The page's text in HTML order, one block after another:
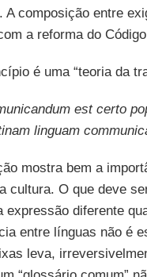
A composição entre
a reforma do
é uma “teoria da
est certo
linguam
mostra bem a
cultura. O que deve
expressão diferente
entre línguas não é
leva,